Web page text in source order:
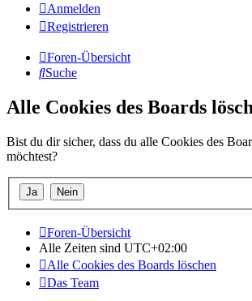
Anmelden
Registrieren
Foren-Übersicht
Suche
Alle Cookies des Boards
Bist du dir sicher, dass du alle Cookies des
möchtest?
Foren-Übersicht
Alle Zeiten sind UTC+02:00
Alle Cookies des Boards löschen
Das Team